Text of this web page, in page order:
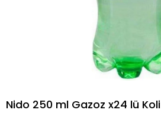
Nido 250 ml Gazoz x24 lü Koli